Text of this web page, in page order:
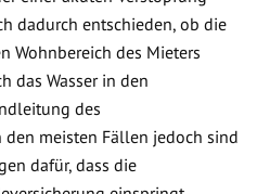
dadurch entschieden, ob die
Wohnbereich des Mieters
das Wasser in den
des
meisten Fällen jedoch sind
dafür, dass die